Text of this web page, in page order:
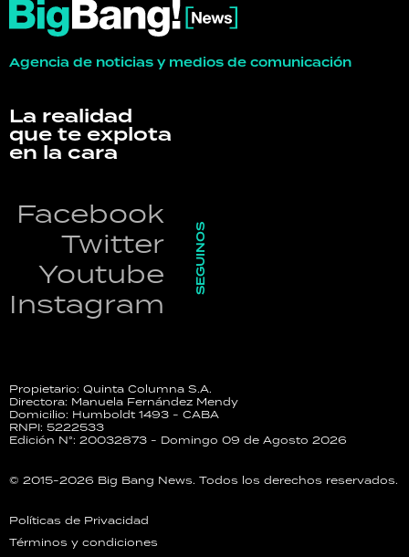
Agencia de noticias y medios de comunicación
La realidad
que te explota
en la cara
Facebook
Twitter
Youtube
Instagram
SEGUINOS
Propietario: Quinta Columna S.A.
Directora: Manuela Fernández Mendy
Domicilio: Humboldt 1493 - CABA
RNPI: 5222533
Edición N°: 20032873 - Domingo 09 de Agosto 2026
© 2015-2026 Big Bang News. Todos los derechos reservados.
Políticas de Privacidad
Términos y condiciones